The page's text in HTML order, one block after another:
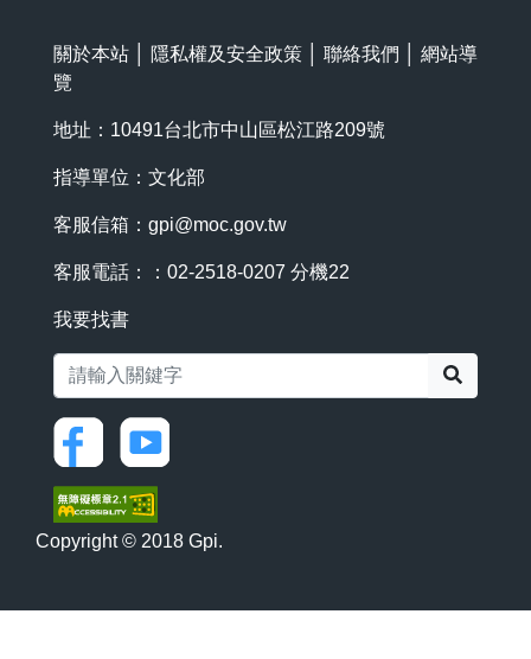
關於本站 隱私權及安全政策 聯絡我們
網站導
覽
地址：10491台北市中山區松江路209號
指導單位：文化部
客服信箱： gpi@moc.gov.tw
客服電話：：02-2518-0207 分機22
我要找書
Copyright © 2018 Gpi.